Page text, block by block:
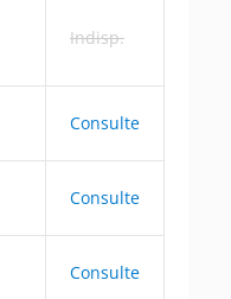
Indisp.
Consulte
Consulte
Consulte